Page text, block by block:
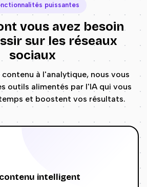
puissantes
vous avez besoin
sur les réseaux
sociaux
à l'analytique, nous vous
outils alimentés par l'IA qui vous
et boostent vos résultats.
intelligent